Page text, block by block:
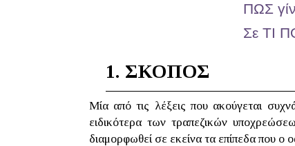
ΠΩΣ
Σε ΤΙ
1. ΣΚΟΠΟΣ
Μία από τις λέξεις που ακούγεται
ειδικότερα των τραπεζικών
διαμορφωθεί σε εκείνα τα επίπεδα που ο